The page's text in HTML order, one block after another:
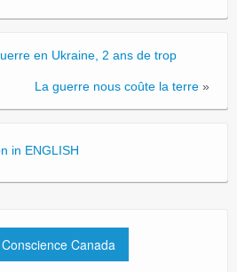
en Ukraine, 2 ans de trop
La guerre nous coûte la terre »
in ENGLISH
Canada